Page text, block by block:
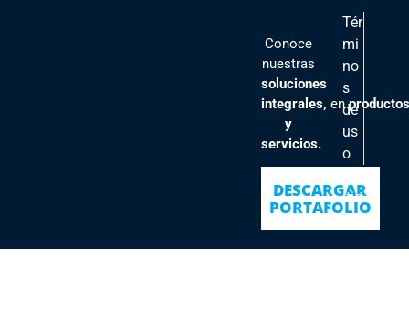
Conoce
nuestras
soluciones
integrales, enproductos
y
servicios.
DESCARGAR
PORTAFOLIO
Tér
mi
no
s
de
us
o
ític